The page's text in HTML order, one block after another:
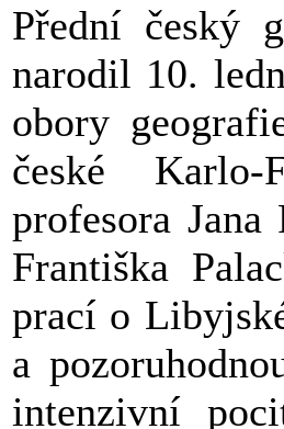
Přední český
narodil 10.
obory
české Karlo-
profesora
Františka
prací o
a
intenzivní